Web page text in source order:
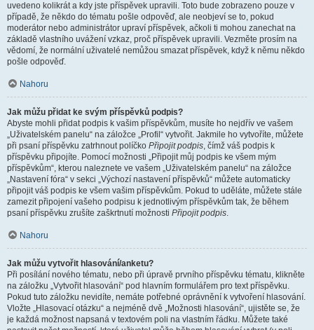
uvedeno kolikrát a kdy jste příspěvek upravili. Toto bude zobrazeno pouze v
případě, že někdo do tématu pošle odpověď, ale neobjeví se to, pokud
moderátor nebo administrátor upraví příspěvek, ačkoli ti mohou zanechat na
základě vlastního uvážení vzkaz, proč příspěvek upravili. Vezměte prosím na
vědomí, že normální uživatelé nemůžou smazat příspěvek, když k němu někdo
pošle odpověď.
Nahoru
Jak můžu přidat ke svým příspěvků podpis?
Abyste mohli přidat podpis k vašim příspěvkům, musíte ho nejdřív ve vašem
„Uživatelském panelu“ na záložce „Profil“ vytvořit. Jakmile ho vytvoříte, můžete
při psaní příspěvku zatrhnout políčko Připojit podpis, čímž váš podpis k
příspěvku připojíte. Pomocí možnosti „Připojit můj podpis ke všem mým
příspěvkům“, kterou naleznete ve vašem „Uživatelském panelu“ na záložce
„Nastavení fóra“ v sekci „Výchozí nastavení příspěvků“ můžete automaticky
připojit váš podpis ke všem vašim příspěvkům. Pokud to uděláte, můžete stále
zamezit připojení vašeho podpisu k jednotlivým příspěvkům tak, že během
psaní příspěvku zrušíte zaškrtnutí možnosti Připojit podpis.
Nahoru
Jak můžu vytvořit hlasování/anketu?
Při posílání nového tématu, nebo při úpravě prvního příspěvku tématu, klikněte
na záložku „Vytvořit hlasování“ pod hlavním formulářem pro text příspěvku.
Pokud tuto záložku nevidíte, nemáte potřebné oprávnění k vytvoření hlasování.
Vložte „Hlasovací otázku“ a nejméně dvě „Možnosti hlasování“, ujistěte se, že
je každá možnost napsaná v textovém poli na vlastním řádku. Můžete také